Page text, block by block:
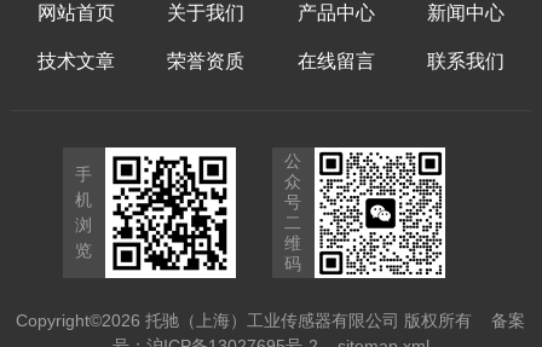
网站首页 关于我们 产品中心 新闻中心
技术文章 荣誉资质 在线留言 联系我们
手
机
浏
览
公
众
号
二
维
码
Copyright©2026 托驰（上海）工业传感器有限公司 版权所有备案